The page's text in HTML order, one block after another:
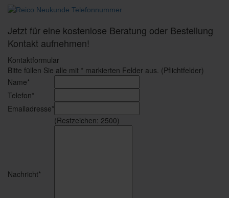
Jetzt für eine kostenlose Beratung oder Bestellung
Kontakt aufnehmen!
Kontaktformular
Bitte füllen Sie alle mit * markierten Felder aus. (Pflichtfelder)
Name*
Telefon*
Emailadresse*
Nachricht*
(Restzeichen: 2500)